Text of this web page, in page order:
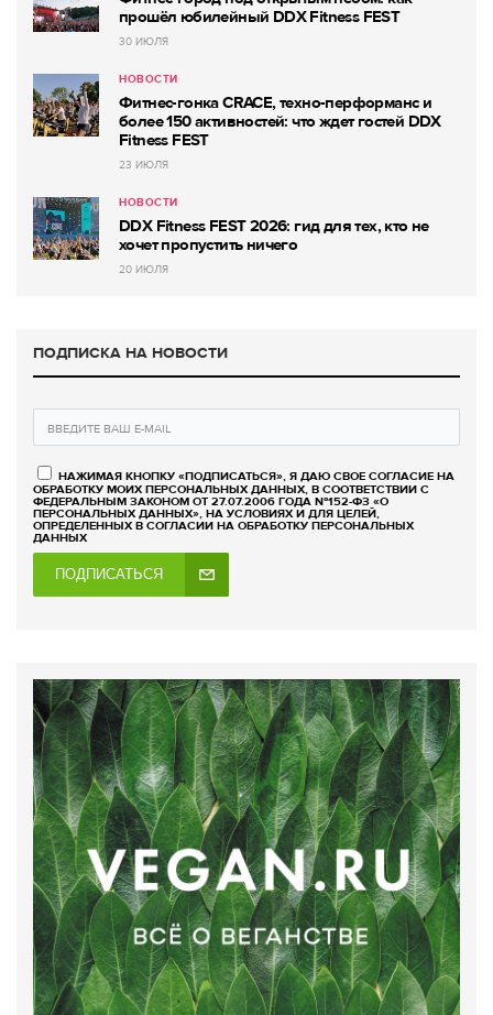
прошёл юбилейный DDX Fitness FEST
30 ИЮЛЯ
НОВОСТИ
Фитнес-гонка CRACE, техно-перформанс и
более 150 активностей: что ждет гостей DDX
Fitness FEST
23 ИЮЛЯ
НОВОСТИ
DDX Fitness FEST 2026: гид для тех, кто не
хочет пропустить ничего
20 ИЮЛЯ
ПОДПИСКА НА НОВОСТИ
НАЖИМАЯ КНОПКУ «ПОДПИСАТЬСЯ», Я ДАЮ СВОЕ СОГЛАСИЕ НА
ОБРАБОТКУ МОИХ ПЕРСОНАЛЬНЫХ ДАННЫХ, В СООТВЕТСТВИИ С
ФЕДЕРАЛЬНЫМ ЗАКОНОМ ОТ 27.07.2006 ГОДА №152-ФЗ «О
ПЕРСОНАЛЬНЫХ ДАННЫХ», НА УСЛОВИЯХ И ДЛЯ ЦЕЛЕЙ,
ОПРЕДЕЛЕННЫХ В СОГЛАСИИ НА ОБРАБОТКУ ПЕРСОНАЛЬНЫХ
ДАННЫХ
ПОДПИСАТЬСЯ